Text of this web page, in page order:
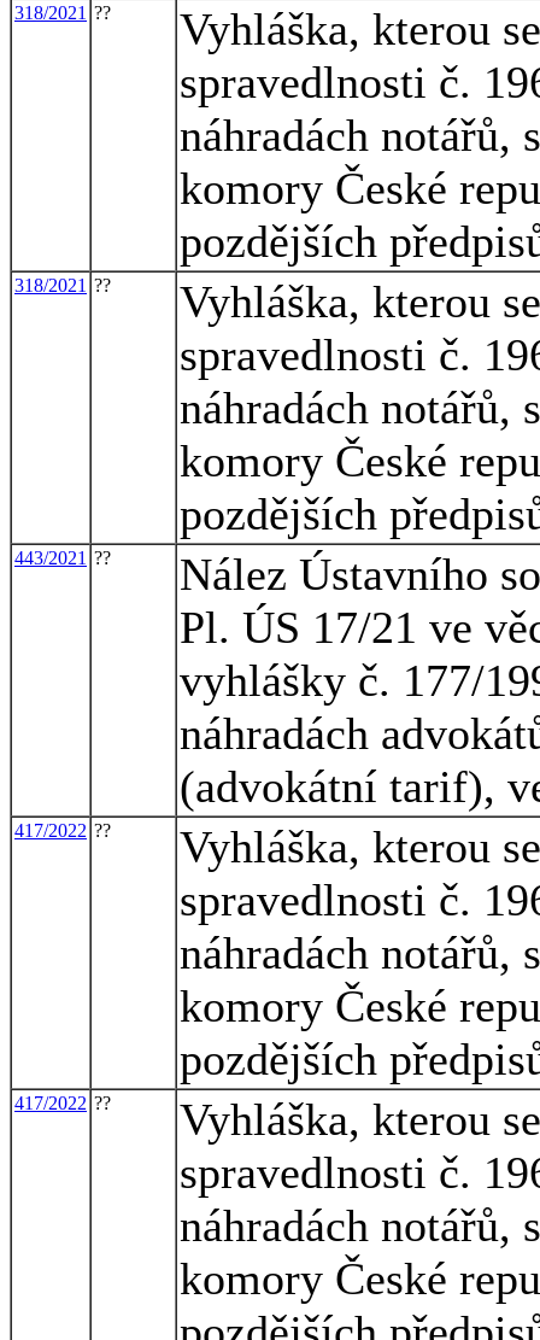
318/2021 ??
Vyhláška, kterou
spravedlnosti č.
náhradách notářů,
komory České
pozdějších
318/2021 ??
Vyhláška, kterou
spravedlnosti č.
náhradách notářů,
komory České
pozdějších
443/2021 ??
Nález Ústavního
Pl. ÚS 17/21 ve
vyhlášky č. 177/
náhradách
(advokátní tarif),
417/2022 ??
Vyhláška, kterou
spravedlnosti č.
náhradách notářů,
komory České
pozdějších
417/2022 ??
Vyhláška, kterou
spravedlnosti č.
náhradách notářů,
komory České